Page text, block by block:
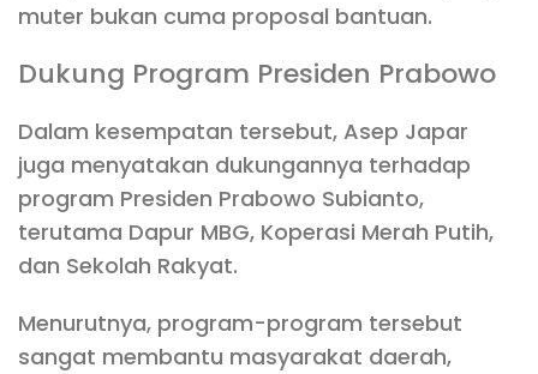
muter bukan cuma proposal bantuan.
Dukung Program Presiden Prabowo
Dalam kesempatan tersebut, Asep Japar
juga menyatakan dukungannya terhadap
program Presiden Prabowo Subianto,
terutama Dapur MBG, Koperasi Merah Putih,
dan Sekolah Rakyat.
Menurutnya, program-program tersebut
sangat membantu masyarakat daerah,